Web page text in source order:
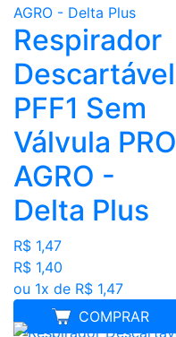
Respirador
Descartável
PFF1 Sem
Válvula PRO
AGRO -
Delta Plus
R$ 1,47
R$ 1,40
ou 1x de R$ 1,47
COMPRAR